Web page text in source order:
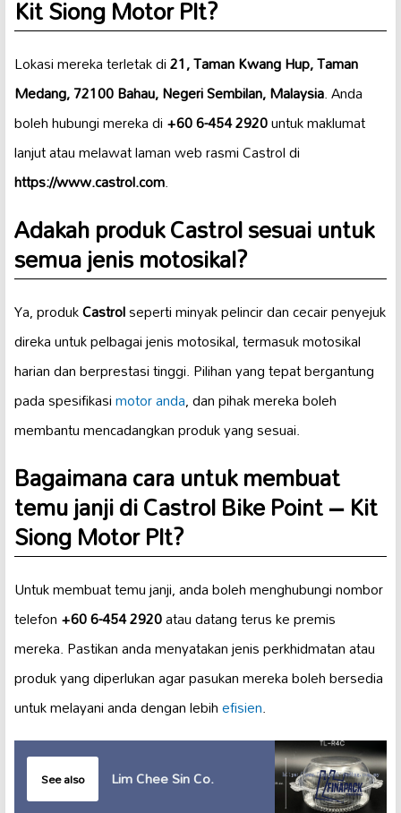
Kit Siong Motor Plt?
Lokasi mereka terletak di21, Taman Kwang Hup, Taman
Medang, 72100 Bahau, Negeri Sembilan, Malaysia. Anda
boleh hubungi mereka di+60 6-454 2920untuk maklumat
lanjut atau melawat laman web rasmi Castrol di
https://www.castrol.com.
Adakah produk Castrol sesuai untuk
semua jenis motosikal?
Ya, produkCastrolseperti minyak pelincir dan cecair penyejuk
direka untuk pelbagai jenis motosikal, termasuk motosikal
harian dan berprestasi tinggi. Pilihan yang tepat bergantung
pada spesifikasimotor anda, dan pihak mereka boleh
membantu mencadangkan produk yang sesuai.
Bagaimana cara untuk membuat
temu janji di Castrol Bike Point – Kit
Siong Motor Plt?
Untuk membuat temu janji, anda boleh menghubungi nombor
telefon+60 6-454 2920atau datang terus ke premis
mereka. Pastikan anda menyatakan jenis perkhidmatan atau
produk yang diperlukan agar pasukan mereka boleh bersedia
untuk melayani anda dengan lebihefisien.
See also Lim Chee Sin Co.